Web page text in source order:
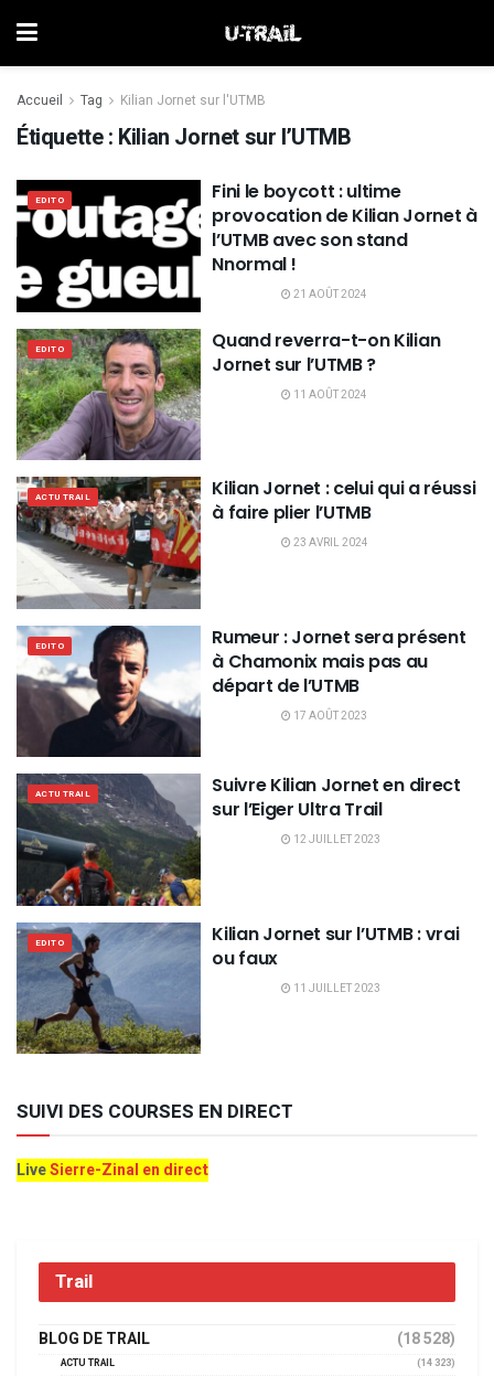
Accueil Tag Kilian Jornet sur l'UTMB
Étiquette : Kilian Jornet sur l’UTMB
EDITO
Fini le boycott : ultime
provocation de Kilian Jornet à
l’UTMB avec son stand
Nnormal !
21 AOÛT 2024
EDITO
Quand reverra-t-on Kilian
Jornet sur l’UTMB ?
11 AOÛT 2024
ACTU TRAIL
Kilian Jornet : celui qui a réussi
à faire plier l’UTMB
23 AVRIL 2024
EDITO
Rumeur : Jornet sera présent
à Chamonix mais pas au
départ de l’UTMB
17 AOÛT 2023
ACTU TRAIL
Suivre Kilian Jornet en direct
sur l’Eiger Ultra Trail
12 JUILLET 2023
EDITO
Kilian Jornet sur l’UTMB : vrai
ou faux
11 JUILLET 2023
SUIVI DES COURSES EN DIRECT
LiveSierre-Zinal en direct
Trail
BLOG DE TRAIL (18 528)
ACTU TRAIL
(14 323)